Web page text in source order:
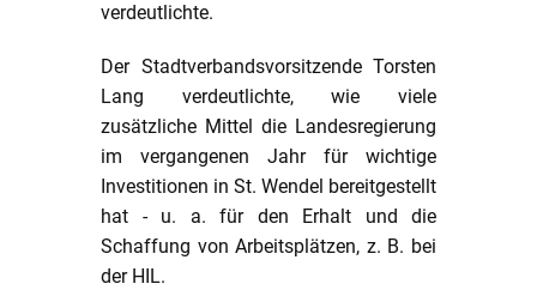
verdeutlichte.
Der Stadtverbandsvorsitzende Torsten
Lang verdeutlichte, wie viele
zusätzliche Mittel die Landesregierung
im vergangenen Jahr für wichtige
Investitionen in St. Wendel bereitgestellt
hat - u. a. für den Erhalt und die
Schaffung von Arbeitsplätzen, z. B. bei
der HIL.